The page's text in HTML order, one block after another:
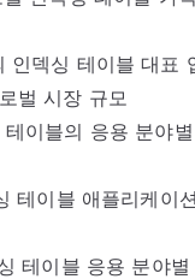
인덱싱 테이블 대표
벌 시장 규모
테이블의 응용 분야
테이블 애플리케이
테이블 응용 분야